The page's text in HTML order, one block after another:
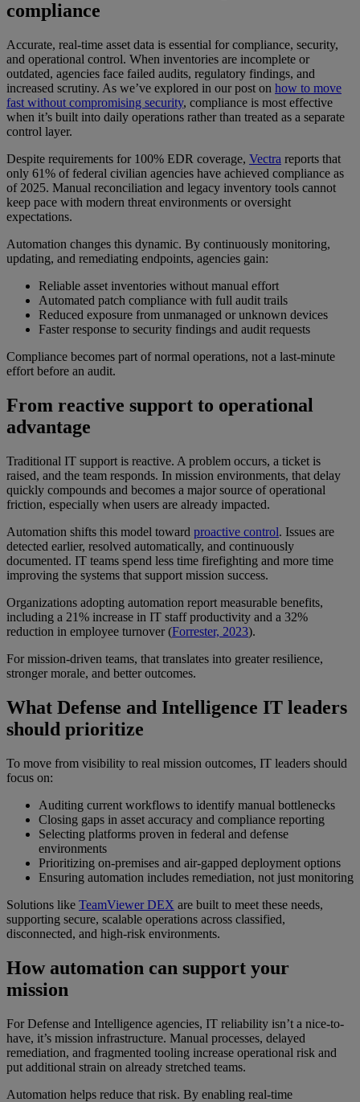
compliance
Accurate, real-time asset data is essential for compliance, security,
and operational control. When inventories are incomplete or
outdated, agencies face failed audits, regulatory findings, and
increased scrutiny. As we’ve explored in our post on how to move
fast without compromising security, compliance is most effective
when it’s built into daily operations rather than treated as a separate
control layer.
Despite requirements for 100% EDR coverage, Vectra reports that
only 61% of federal civilian agencies have achieved compliance as
of 2025. Manual reconciliation and legacy inventory tools cannot
keep pace with modern threat environments or oversight
expectations.
Automation changes this dynamic. By continuously monitoring,
updating, and remediating endpoints, agencies gain:
Reliable asset inventories without manual effort
Automated patch compliance with full audit trails
Reduced exposure from unmanaged or unknown devices
Faster response to security findings and audit requests
Compliance becomes part of normal operations, not a last-minute
effort before an audit.
From reactive support to operational
advantage
Traditional IT support is reactive. A problem occurs, a ticket is
raised, and the team responds. In mission environments, that delay
quickly compounds and becomes a major source of operational
friction, especially when users are already impacted.
Automation shifts this model toward proactive control. Issues are
detected earlier, resolved automatically, and continuously
documented. IT teams spend less time firefighting and more time
improving the systems that support mission success.
Organizations adopting automation report measurable benefits,
including a 21% increase in IT staff productivity and a 32%
reduction in employee turnover (Forrester, 2023).
For mission-driven teams, that translates into greater resilience,
stronger morale, and better outcomes.
What Defense and Intelligence IT leaders
should prioritize
To move from visibility to real mission outcomes, IT leaders should
focus on:
Auditing current workflows to identify manual bottlenecks
Closing gaps in asset accuracy and compliance reporting
Selecting platforms proven in federal and defense
environments
Prioritizing on-premises and air-gapped deployment options
Ensuring automation includes remediation, not just monitoring
Solutions like TeamViewer DEX are built to meet these needs,
supporting secure, scalable operations across classified,
disconnected, and high-risk environments.
How automation can support your
mission
For Defense and Intelligence agencies, IT reliability isn’t a nice-to-
have, it’s mission infrastructure. Manual processes, delayed
remediation, and fragmented tooling increase operational risk and
put additional strain on already stretched teams.
Automation helps reduce that risk. By enabling real-time